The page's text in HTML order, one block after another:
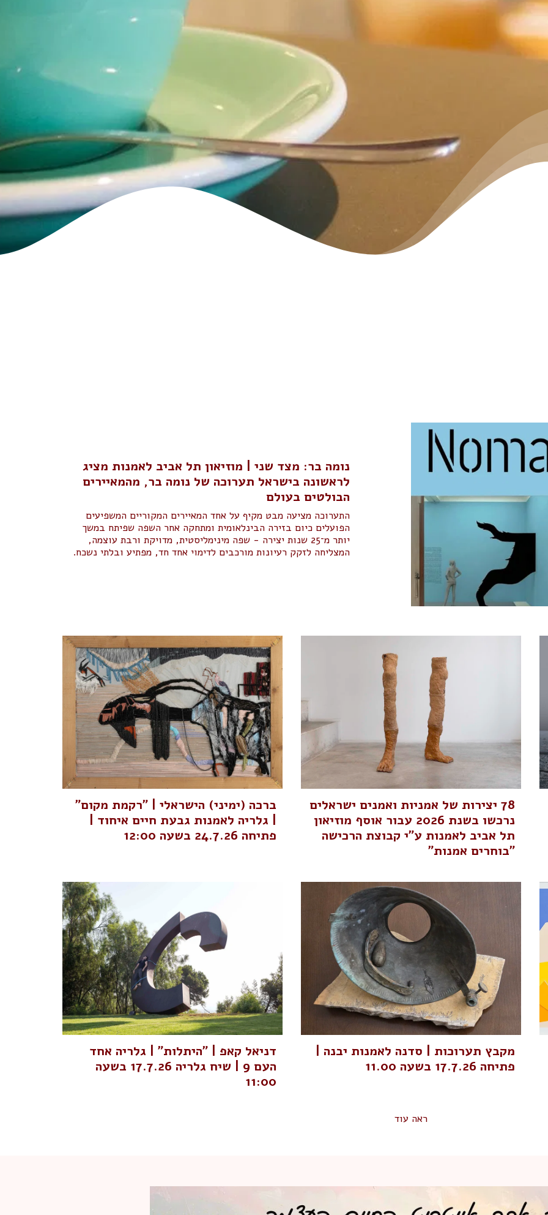
נומה בר: מצד שני | מוזיאון תל אביב לאמנות מציג
לראשונה בישראל תערוכה של נומה בר, מהמאיירים
הבולטים בעולם
התערוכה מציעה מבט מקיף על אחד המאיירים המקוריים המשפיעים
הפועלים כיום בזירה הבינלאומית ומתחקה אחר השפה שפיתח במשך
יותר מ־25 שנות יצירה - שפה מינימליסטית, מדויקת ורבת עוצמה,
המצליחה לזקק רעיונות מורכבים לדימוי אחד חד, מפתיע ובלתי נשכח.
78 יצירות של אמניות ואמנים ישראלים
נרכשו בשנת 2026 עבור אוסף מוזיאון
תל אביב לאמנות ע"י קבוצת הרכישה
"בוחרים אמנות"
ברכה (ימיני) הישראלי | "רקמת מקום"
| גלריה לאמנות גבעת חיים איחוד |
פתיחה 24.7.26 בשעה 12:00
מקבץ תערוכות | סדנה לאמנות יבנה |
פתיחה 17.7.26 בשעה 11.00
דניאל קאפ | "היתלות" | גלריה אחד
העם 9 | שיח גלריה 17.7.26 בשעה
11:00
ראה עוד